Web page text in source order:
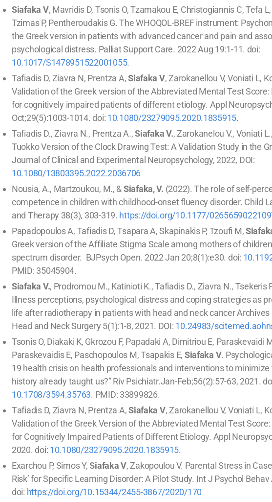
Siafaka V, Mavridis D, Tsonis O, Tzamakou E, Christogiannis C, Tefa
Tzimas P, Pentheroudakis G. The WHOQOL-BREF instrument:
the Greek version in patients with advanced cancer and pain and
psychological distress. Palliat Support Care. 2022 Aug 19:1-11. doi:
10.1017/S1478951522001055.
Tafiadis D, Ziavra N, Prentza A,Siafaka V, Zarokanellou V, Voniati L,
Validation of the Greek version of the Abbreviated Mental Test
for cognitively impaired patients of different etiology. Appl
Oct;29(5):1003-1014. doi: 10.1080/23279095.2020.1835915.
Tafiadis D., Ziavra N., Prentza A.,Siafaka V., Zarokanelou V., Voniati
Tuokko Version of the Clock Drawing Test: A Validation Study in the
Journal of Clinical and Experimental Neuropsychology, 2022, DOI:
10.1080/13803395.2022.2036706
Nousia, A., Martzoukou, M., &Siafaka, V. (2022). The role of self-
competence in children with childhood-onset fluency disorder. Child
and Therapy 38(3), 303-319. https://doi.org/10.1177/
Papadopoulos A, Tafiadis D, Tsapara A, Skapinakis P, Tzoufi M,
Greek version of the Affiliate Stigma Scale among mothers of
spectrum disorder. BJPsych Open. 2022 Jan 20;8(1):e30. doi:
PMID: 35045904.
Siafaka V., Prodromou M., Katinioti K., Tafiadis D., Ziavra N., Tsekeris
Illness perceptions, psychological distress and coping strategies as
life after radiotherapy in patients with head and neck cancer
Head and Neck Surgery 5(1):1-8, 2021. DOI: 10.24983/
Tsonis O, Diakaki K, Gkrozou F, Papadaki A, Dimitriou E, Paraskevaidi
Paraskevaidis E, Paschopoulos M, Tsapakis E, Siafaka V.
19 health crisis οn health professionals and interventions to
history already taught us?” Riv Psichiatr.Jan-Feb;56(2):57-63, 2021.
10.1708/3594.35763. PMID: 33899826.
Τafiadis D, Ziavra N, Prentza A,Siafaka V, Zarokanellou V, Voniati L,
Validation of the Greek Version of the Abbreviated Mental Test
for Cognitively Impaired Patients of Different Etiology. Appl
2020. doi: 10.1080/23279095.2020.1835915.
Exarchou P, Simos Y,Siafaka V, Zakopoulou V. Parental Stress in
Risk’ for Specific Learning Disorder: A Pilot Study. Int J Psychol Behav
doi: https://doi.org/10.15344/2455-3867/2020/170